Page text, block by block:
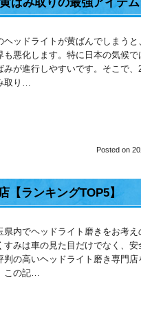
ヘッドライトが黄ばんでしまう
も悪化します。特に日本の気候
みが進行しやすいです。そこで
取り…
Posted on
【ランキングTOP5】
県内でヘッドライト磨きをお考
すみは車の見た目だけでなく、
判の高いヘッドライト磨き専門
この記…